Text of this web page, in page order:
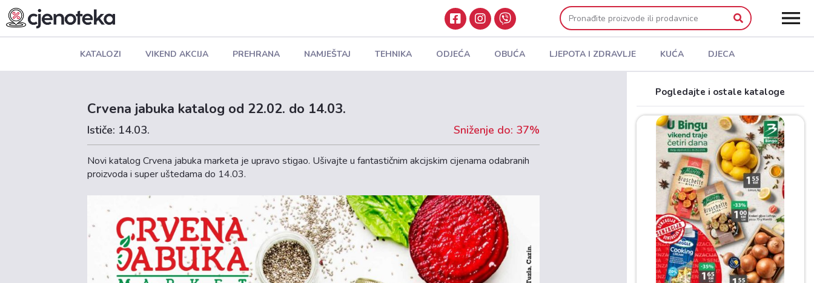
KATALOZI VIKEND AKCIJA PREHRANA NAMJEŠTAJ TEHNIKA ODJEĆA OBUĆA LJEPOTA I ZDRAVLJE KUĆA DJECA
Crvena jabuka katalog od 22.02. do 14.03.
Ističe: 14.03. Sniženje do: 37%
Novi katalog Crvena jabuka marketa je upravo stigao. Ušivajte u fantastičnim akcijskim cijenama odabranih
proizvoda i super uštedama do 14.03.
Pogledajte i ostale kataloge